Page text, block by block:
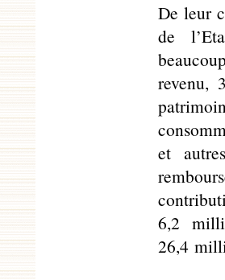
De leur
de
revenu,
et
6,2
26,4